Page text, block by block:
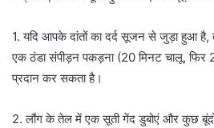
1. यदि आपके दांतों का दर्द सूजन से जुड़ा हुआ
एक ठंडा संपीड़न पकड़ना (20 मिनट चालू, फिर
प्रदान कर सकता है।
2. लौंग के तेल में एक सूती गेंद डुबोएं और कुछ